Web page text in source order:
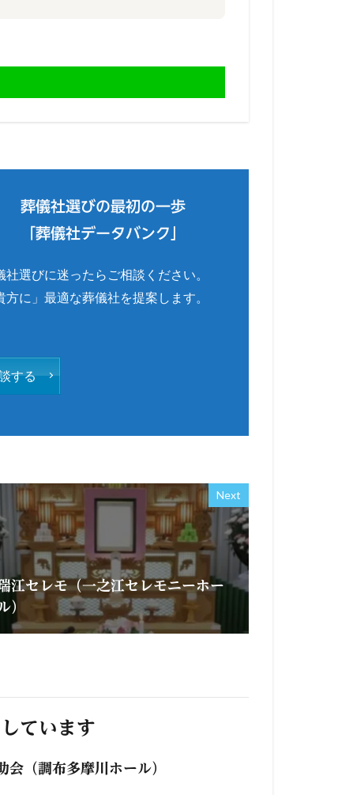
葬儀社選びの最初の一歩
「葬儀社データバンク」
社選びに迷ったらご相談ください。
方に」最適な葬儀社を提案します。
する
Next
江セレモ（一之江セレモニーホー
ル）
ています
（調布多摩川ホール）